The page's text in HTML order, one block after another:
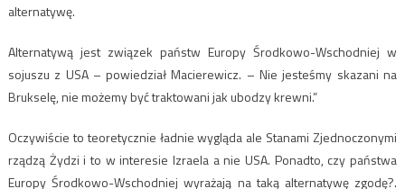
alternatywę.
Alternatywą jest związek państw Europy Środkowo-Wschodniej w
sojuszu z USA – powiedział Macierewicz. – Nie jesteśmy skazani na
Brukselę, nie możemy być traktowani jak ubodzy krewni.”
Oczywiście to teoretycznie ładnie wygląda ale Stanami Zjednoczonymi
rządzą Żydzi i to w interesie Izraela a nie USA. Ponadto, czy państwa
Europy Środkowo-Wschodniej wyrażają na taką alternatywę zgodę?.